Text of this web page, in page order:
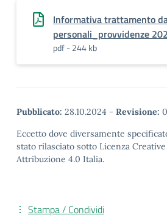
Informativa trattamento
personali_provvidenze
pdf - 244 kb
Pubblicato: 28.10.2024 - Revisione:
Eccetto dove diversamente
stato rilasciato sotto Licenza
Attribuzione 4.0 Italia.
Stampa / Condividi